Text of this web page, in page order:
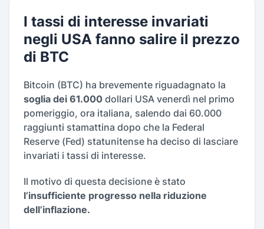
I tassi di interesse invariati
negli USA fanno salire il prezzo
di BTC
Bitcoin (BTC) ha brevemente riguadagnato la
soglia dei 61.000 dollari USA venerdì nel primo
pomeriggio, ora italiana, salendo dai 60.000
raggiunti stamattina dopo che la Federal
Reserve (Fed) statunitense ha deciso di lasciare
invariati i tassi di interesse.
Il motivo di questa decisione è stato
l’insufficiente progresso nella riduzione
dell’inflazione.